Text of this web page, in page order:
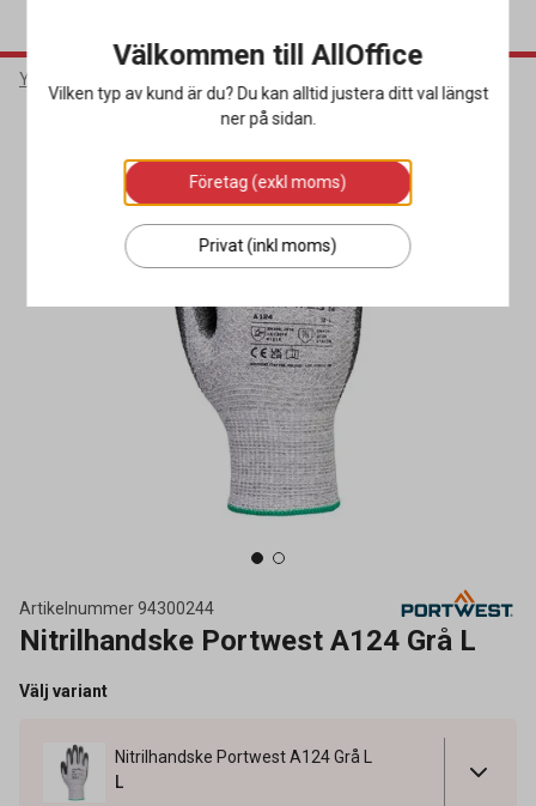
Yrkeskläder & Skydd
Artikelnummer94300244
Nitrilhandske Portwest A124 Grå L
Välj variant
Nitrilhandske Portwest A124 Grå L
L
Välkommen till AllOffice
Vilken typ av kund är du? Du kan alltid justera ditt val längst
ner på sidan.
Företag (exkl moms)
Privat (inkl moms)